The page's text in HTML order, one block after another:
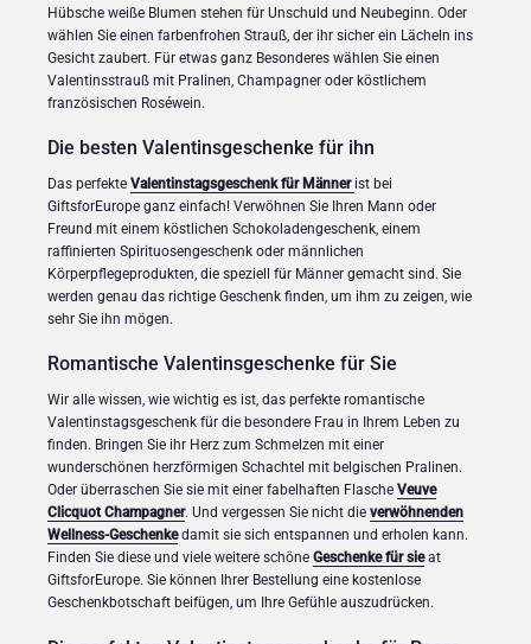
Hübsche weiße Blumen stehen für Unschuld und Neubeginn. Oder
wählen Sie einen farbenfrohen Strauß, der ihr sicher ein Lächeln ins
Gesicht zaubert. Für etwas ganz Besonderes wählen Sie einen
Valentinsstrauß mit Pralinen, Champagner oder köstlichem
französischen Roséwein.
Die besten Valentinsgeschenke für ihn
Das perfekte Valentinstagsgeschenk für Männer ist bei
GiftsforEurope ganz einfach! Verwöhnen Sie Ihren Mann oder
Freund mit einem köstlichen Schokoladengeschenk, einem
raffinierten Spirituosengeschenk oder männlichen
Körperpflegeprodukten, die speziell für Männer gemacht sind. Sie
werden genau das richtige Geschenk finden, um ihm zu zeigen, wie
sehr Sie ihn mögen.
Romantische Valentinsgeschenke für Sie
Wir alle wissen, wie wichtig es ist, das perfekte romantische
Valentinstagsgeschenk für die besondere Frau in Ihrem Leben zu
finden. Bringen Sie ihr Herz zum Schmelzen mit einer
wunderschönen herzförmigen Schachtel mit belgischen Pralinen.
Oder überraschen Sie sie mit einer fabelhaften Flasche Veuve
Clicquot Champagner. Und vergessen Sie nicht die verwöhnenden
Wellness-Geschenkedamit sie sich entspannen und erholen kann.
Finden Sie diese und viele weitere schöne Geschenke für sieat
GiftsforEurope. Sie können Ihrer Bestellung eine kostenlose
Geschenkbotschaft beifügen, um Ihre Gefühle auszudrücken.